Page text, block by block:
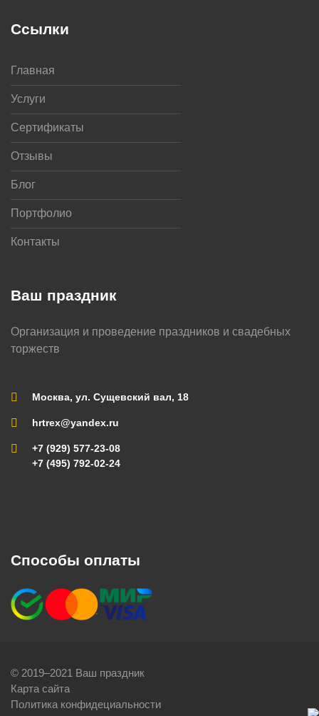
Ваш праздник
Организация и проведение праздников и свадебных
торжеств
Москва, ул. Сущевский вал, 18
hrtrex@yandex.ru
+7 (929) 577-23-08
+7 (495) 792-02-24
Ссылки
Главная
Услуги
Сертификаты
Отзывы
Блог
Портфолио
Контакты
Способы оплаты
© 2019–2021 Ваш праздник
Карта сайта
Политика конфидециальности